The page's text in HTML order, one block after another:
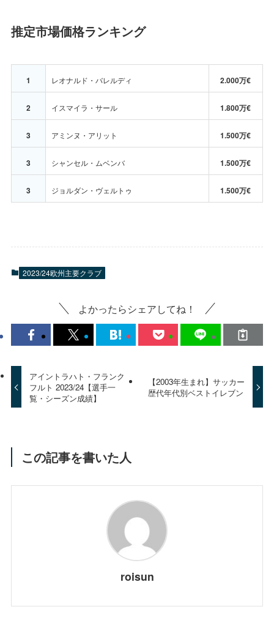
推定市場価格ランキング
1 レオナルド・バレルディ 2.000万€
2 イスマイラ・サール 1.800万€
3 アミンヌ・アリット 1.500万€
3 シャンセル・ムベンバ 1.500万€
3 ジョルダン・ヴェルトゥ 1.500万€
2023/24欧州主要クラブ
よかったらシェアしてね！
アイントラハト・フランク
フルト 2023/24【選手一
覧・シーズン成績】
【2003年生まれ】サッカー
歴代年代別ベストイレブン
この記事を書いた人
roisun